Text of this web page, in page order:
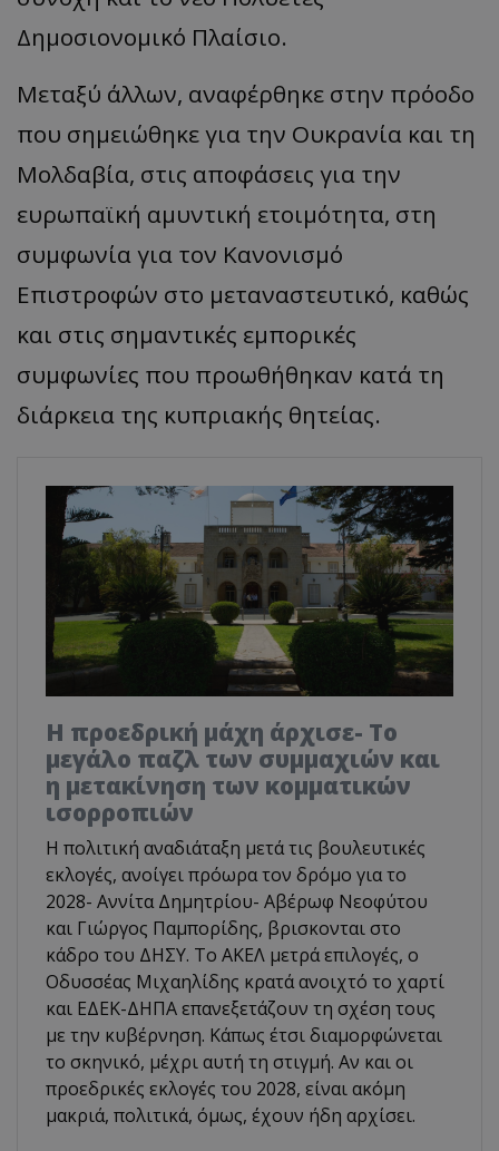
Δημοσιονομικό Πλαίσιο.
Μεταξύ άλλων, αναφέρθηκε στην πρόοδο
που σημειώθηκε για την Ουκρανία και τη
Μολδαβία, στις αποφάσεις για την
ευρωπαϊκή αμυντική ετοιμότητα, στη
συμφωνία για τον Κανονισμό
Επιστροφών στο μεταναστευτικό, καθώς
και στις σημαντικές εμπορικές
συμφωνίες που προωθήθηκαν κατά τη
διάρκεια της κυπριακής θητείας.
Η προεδρική μάχη άρχισε- Το
μεγάλο παζλ των συμμαχιών και
η μετακίνηση των κομματικών
ισορροπιών
Η πολιτική αναδιάταξη μετά τις βουλευτικές
εκλογές, ανοίγει πρόωρα τον δρόμο για το
2028- Αννίτα Δημητρίου- Αβέρωφ Νεοφύτου
και Γιώργος Παμπορίδης, βρισκονται στο
κάδρο του ΔΗΣΥ. Το ΑΚΕΛ μετρά επιλογές, ο
Οδυσσέας Μιχαηλίδης κρατά ανοιχτό το χαρτί
και ΕΔΕΚ-ΔΗΠΑ επανεξετάζουν τη σχέση τους
με την κυβέρνηση. Κάπως έτσι διαμορφώνεται
το σκηνικό, μέχρι αυτή τη στιγμή. Αν και οι
προεδρικές εκλογές του 2028, είναι ακόμη
μακριά, πολιτικά, όμως, έχουν ήδη αρχίσει.